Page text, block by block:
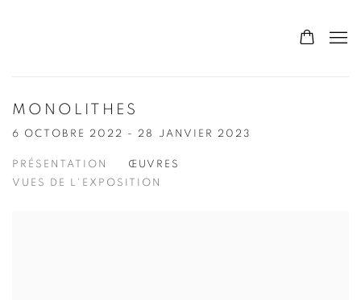
MONOLITHES
6 OCTOBRE 2022 - 28 JANVIER 2023
PRÉSENTATION
ŒUVRES
VUES DE L'EXPOSITION